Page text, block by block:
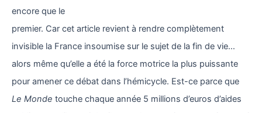
encore que le
premier. Car cet article revient à rendre complètement
invisible la France insoumise sur le sujet de la fin de vie…
alors même qu’elle a été la force motrice la plus puissante
pour amener ce débat dans l’hémicycle. Est-ce parce que
Le Monde touche chaque année 5 millions d’euros d’aides